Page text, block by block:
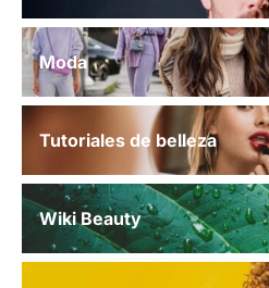
Moda
Tutoriales de belleza
Wiki Beauty